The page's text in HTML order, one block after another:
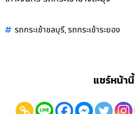
รถกระเช้าชลบุรี,รถกระเช้าระยอง
แชร์หน้านี้